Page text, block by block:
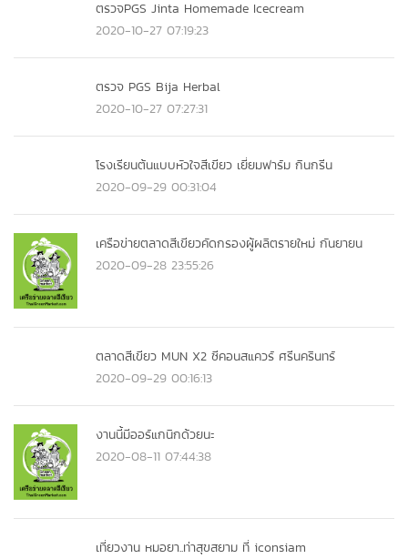
ตรวจPGS Jinta Homemade Icecream
2020-10-27 07:19:23
ตรวจ PGS Bija Herbal
2020-10-27 07:27:31
โรงเรียนต้นแบบหัวใจสีเขียว เยี่ยมฟาร์ม กินกรีน
2020-09-29 00:31:04
เครือข่ายตลาดสีเขียวคัดกรองผู้ผลิตรายใหม่ กันยายน
2020-09-28 23:55:26
ตลาดสีเขียว MUN X2 ซีคอนสแควร์ ศรีนครินทร์
2020-09-29 00:16:13
งานนี้มีออร์แกนิกด้วยนะ
2020-08-11 07:44:38
เที่ยวงาน หมอยา..ท่าสุขสยาม ที่ iconsiam